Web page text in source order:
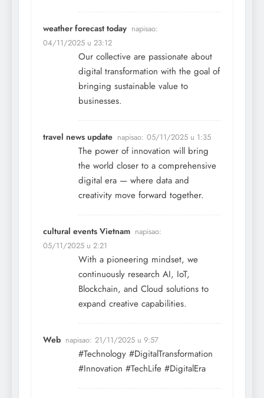
weather forecast today napisao:
04/11/2025 u 23:12
Our collective are passionate about
digital transformation with the goal of
bringing sustainable value to
businesses.
travel news update napisao: 05/11/2025 u 1:35
The power of innovation will bring
the world closer to a comprehensive
digital era — where data and
creativity move forward together.
cultural events Vietnam napisao:
05/11/2025 u 2:21
With a pioneering mindset, we
continuously research AI, IoT,
Blockchain, and Cloud solutions to
expand creative capabilities.
Web napisao: 21/11/2025 u 9:57
#Technology #DigitalTransformation
#Innovation #TechLife #DigitalEra